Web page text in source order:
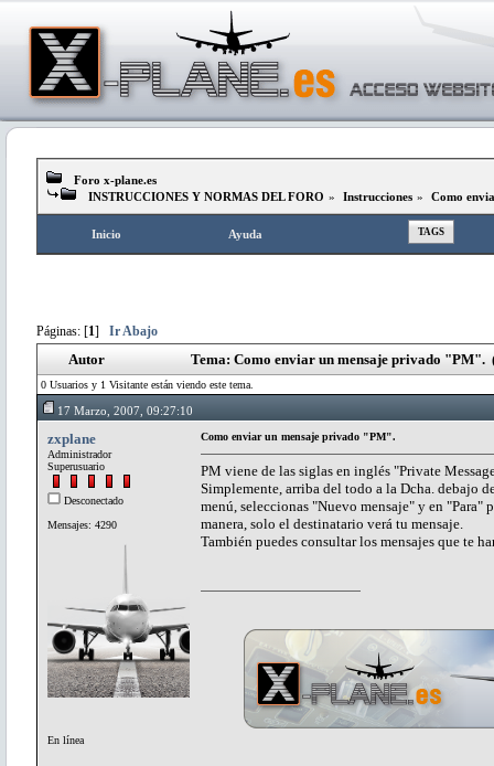
Foro x-plane.es
INSTRUCCIONES Y NORMAS DEL FORO » Instrucciones » Como
Inicio Ayuda TAGS
Páginas: [1] Ir Abajo
Autor Tema: Como enviar un mensaje privado "PM".
0 Usuarios y 1 Visitante están viendo este tema.
17 Marzo, 2007, 09:27:10
zxplane
Administrador
Superusuario
Desconectado
Mensajes: 4290
En línea
Como enviar un mensaje privado "PM".
PM viene de las siglas en inglés "Private
Simplemente, arriba del todo a la Dcha. debajo
menú, seleccionas "Nuevo mensaje" y en "Para"
manera, solo el destinatario verá tu mensaje.
También puedes consultar los mensajes que te